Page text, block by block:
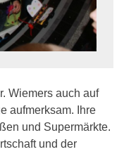
Wiemers auch auf
aufmerksam. Ihre
und Supermärkte.
und der